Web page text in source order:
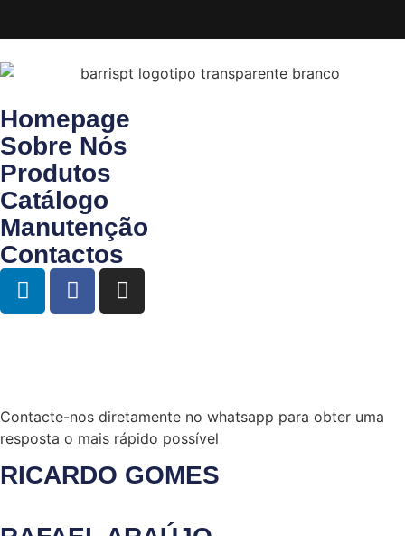
Homepage
Sobre Nós
Produtos
Catálogo
Manutenção
Contactos
Contacte-nos diretamente no whatsapp para obter uma
resposta o mais rápido possível
RICARDO GOMES